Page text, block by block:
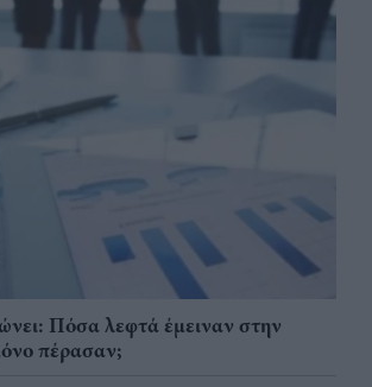
Πόσα λεφτά έμειναν στην
πέρασαν;